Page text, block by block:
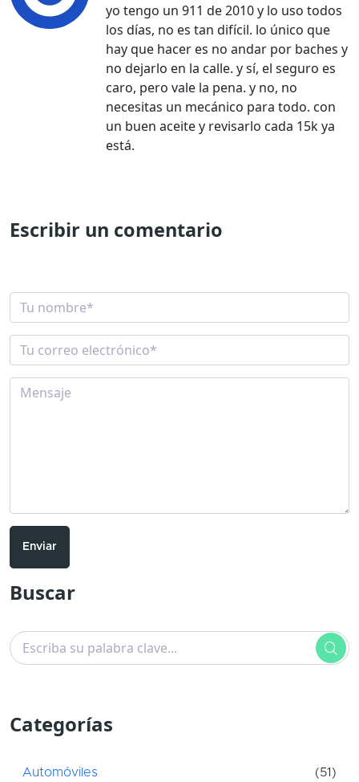
yo tengo un 911 de 2010 y lo uso todos
los días, no es tan difícil. lo único que
hay que hacer es no andar por baches y
no dejarlo en la calle. y sí, el seguro es
caro, pero vale la pena. y no, no
necesitas un mecánico para todo. con
un buen aceite y revisarlo cada 15k ya
está.
Escribir un comentario
Enviar
Buscar
Categorías
Automóviles (51)